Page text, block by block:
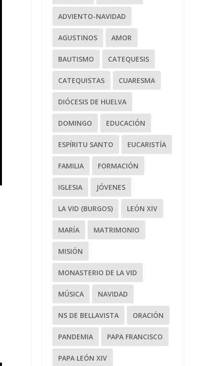
ADVIENTO-NAVIDAD
AGUSTINOS AMOR
BAUTISMO CATEQUESIS
CATEQUISTAS CUARESMA
DIÓCESIS DE HUELVA
DOMINGO EDUCACIÓN
ESPÍRITU SANTO EUCARISTÍA
FAMILIA FORMACIÓN
IGLESIA JÓVENES
LA VID (BURGOS) LEÓN XIV
MARÍA MATRIMONIO
MISIÓN
MONASTERIO DE LA VID
MÚSICA NAVIDAD
NS DE BELLAVISTA ORACIÓN
PANDEMIA PAPA FRANCISCO
PAPA LEÓN XIV